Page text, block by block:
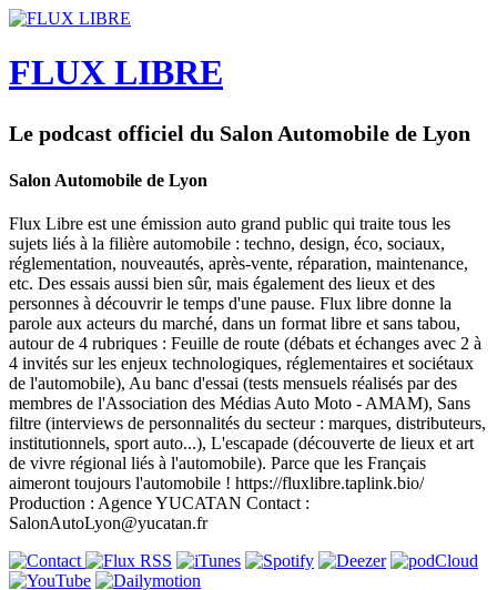
FLUX LIBRE
Le podcast officiel du Salon Automobile de Lyon
Salon Automobile de Lyon
Flux Libre est une émission auto grand public qui traite tous les
sujets liés à la filière automobile : techno, design, éco, sociaux,
réglementation, nouveautés, après-vente, réparation, maintenance,
etc. Des essais aussi bien sûr, mais également des lieux et des
personnes à découvrir le temps d'une pause. Flux libre donne la
parole aux acteurs du marché, dans un format libre et sans tabou,
autour de 4 rubriques : Feuille de route (débats et échanges avec 2 à
4 invités sur les enjeux technologiques, réglementaires et sociétaux
de l'automobile), Au banc d'essai (tests mensuels réalisés par des
membres de l'Association des Médias Auto Moto - AMAM), Sans
filtre (interviews de personnalités du secteur : marques, distributeurs,
institutionnels, sport auto...), L'escapade (découverte de lieux et art
de vivre régional liés à l'automobile). Parce que les Français
aimeront toujours l'automobile ! https://fluxlibre.taplink.bio/
Production : Agence YUCATAN Contact :
SalonAutoLyon@yucatan.fr